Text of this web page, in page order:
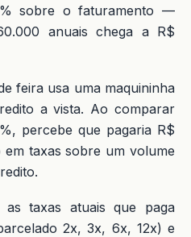
sobre o faturamento —
anuais chega a R$
feira usa uma maquininha
a vista. Ao comparar
percebe que pagaria R$
taxas sobre um volume
as taxas atuais que paga
2x, 3x, 6x, 12x) e